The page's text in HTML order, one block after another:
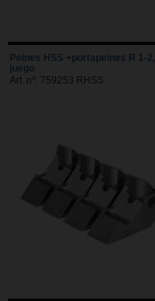
Peines HSS +portapeines R 1-2,
juego
Art. nº. 759253 RHSS